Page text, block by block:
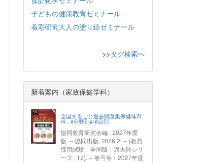
子どもの健康教育ゼミナール
着彩研究大人の塗り絵ゼミナール
>>タグ検索へ
新着案内（家政保健学科）
全国まるごと過去問題集保健体育
科 : #分野別#項目別
協同教育研究会編 ; 2027年度
版. -- 協同出版, 2026.2. -- (教員
採用試験「全国版」過去問シリ
ーズ ; 12). -- 巻号等：2027年度